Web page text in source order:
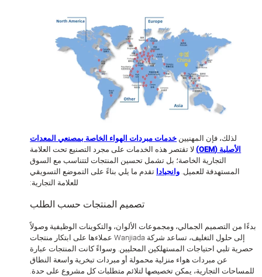
لذلك، فإن المهنيينخدمات مبردات الهواء الخاصة بمصنعي المعدات
الأصلية (OEM)
لا تقتصر هذه الخدمات على مجرد التصنيع تحت العلامة
التجارية الخاصة؛ بل تشمل تحسين المنتجات لتتناسب مع السوق
المستهدفة للعميل.وانجياداتقدم ما يلي بناءً على التموضع التسويقي
للعلامة التجارية:
تصميم المنتجات حسب الطلب
التصميم الجمالي، ومجموعات الألوان، والتكوينات الوظيفية وصولاً
إلى حلول التغليف، تساعد شركة Wanjiada عملاءها على ابتكار منتجات
تلبي احتياجات المستهلكين المحليين. وسواءً كانت المنتجات عبارة
عن مبردات هواء منزلية محمولة أو مبردات تبخرية واسعة النطاق
التجارية، يمكن تخصيصها لتلائم متطلبات كل مشروع على حدة.